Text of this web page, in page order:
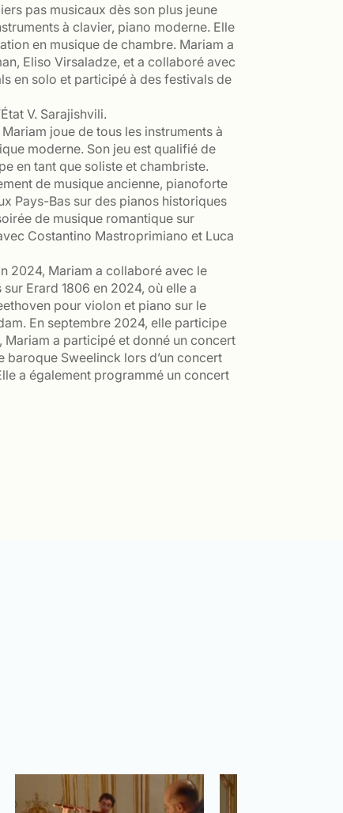
pas musicaux dès son plus jeune
à clavier, piano moderne. Elle
en musique de chambre. Mariam a
Eliso Virsaladze, et a collaboré avec
en solo et participé à des festivals de
V. Sarajishvili.
joue de tous les instruments à
moderne. Son jeu est qualifié de
en tant que soliste et chambriste.
de musique ancienne, pianoforte
Pays-Bas sur des pianos historiques
de musique romantique sur
Costantino Mastroprimiano et Luca
2024, Mariam a collaboré avec le
Erard 1806 en 2024, où elle a
pour violon et piano sur le
En septembre 2024, elle participe
a participé et donné un concert
baroque Sweelinck lors d’un concert
a également programmé un concert